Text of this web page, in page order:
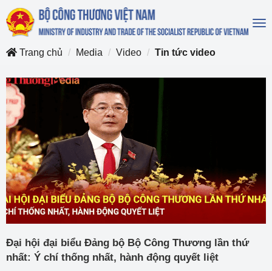
Trang chủ
Media Video Tin tức video
Đại hội đại biểu Đảng bộ Bộ Công Thương lần thứ
nhất: Ý chí thống nhất, hành động quyết liệt